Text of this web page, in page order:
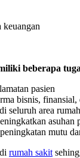
keuangan
beberapa
pasien
bisnis,
seluruh area
asuhan
mutu
rumah sakit